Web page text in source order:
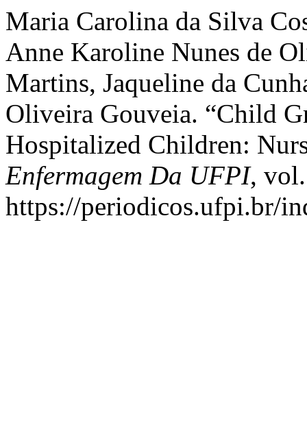
Maria Carolina da Silva
Anne Karoline Nunes de
Martins, Jaqueline da
Oliveira Gouveia. “Child
Hospitalized Children:
Enfermagem Da UFPI,
https://periodicos.ufpi.br/